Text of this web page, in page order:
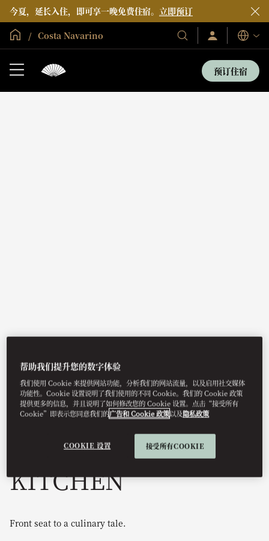
今夏，延长入住，即可享一晚免费住宿。 立即预订
全球首页
Costa Navarino
我
们
登
录/
即
加
入
语
言
预订住宿
View All
THE PRIVATE
KITCHEN
Front seat to a culinary tale.
帮助我们提升您的数字体验
我们使用 Cookie 来提供网站功能，分析我们的网站流量，以及启用社交媒体
功能性。Cookie 设置说明了我们使用的不同 Cookie。我们的 Cookie 政策
提供更多的信息，并且说明了如何修改您的 Cookie 设置。点击“接受所有
Cookie”即表示您同意我们的广告和 Cookie 政策以及隐私政策
COOKIE 设置 接受所有COOKIE